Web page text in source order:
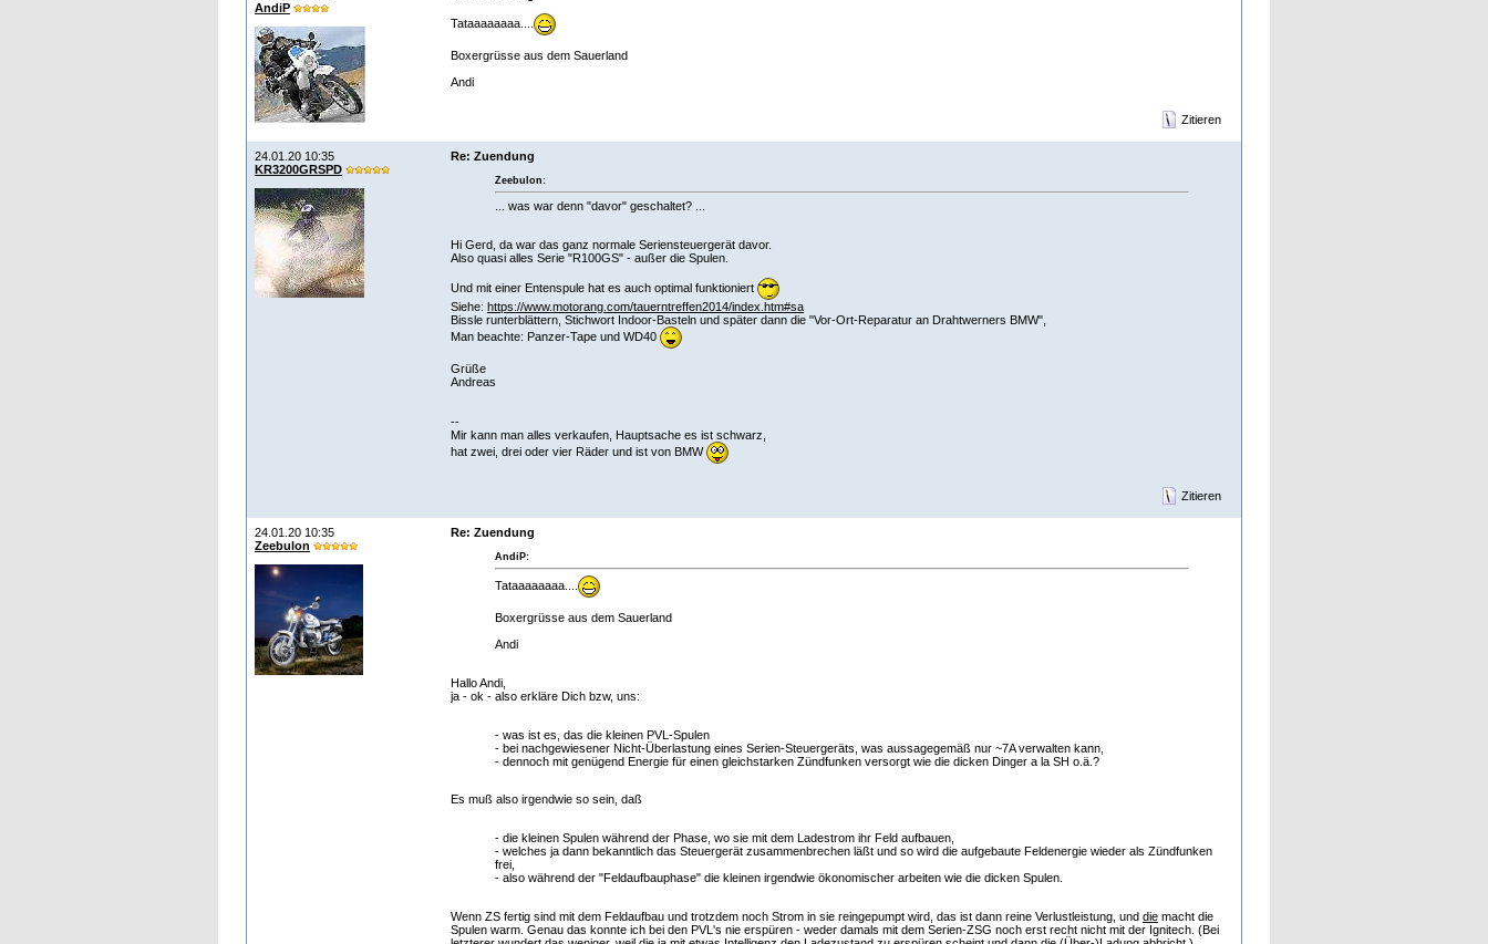
AndiP
Tataaaaaaaa....
Boxergrüsse aus dem Sauerland
Andi
Zitieren
24.01.20 10:35
KR3200GRSPD
Re: Zuendung
Zeebulon:
... was war denn "davor" geschaltet? ...
Hi Gerd, da war das ganz normale Seriensteuergerät davor.
Also quasi alles Serie "R100GS" - außer die Spulen.
Und mit einer Entenspule hat es auch optimal funktioniert
Siehe: https://www.motorang.com/tauerntreffen2014/index.htm#sa
Bissle runterblättern, Stichwort Indoor-Basteln und später dann die "Vor-Ort-Reparatur an Drahtwerners BMW",
Man beachte: Panzer-Tape und WD40
Grüße
Andreas
--
Mir kann man alles verkaufen, Hauptsache es ist schwarz,
hat zwei, drei oder vier Räder und ist von BMW
Zitieren
24.01.20 10:35
Zeebulon
Re: Zuendung
AndiP:
Tataaaaaaaa....
Boxergrüsse aus dem Sauerland
Andi
Hallo Andi,
ja - ok - also erkläre Dich bzw, uns:
- was ist es, das die kleinen PVL-Spulen
- bei nachgewiesener Nicht-Überlastung eines Serien-Steuergeräts, was aussagegemäß nur ~7A verwalten kann,
- dennoch mit genügend Energie für einen gleichstarken Zündfunken versorgt wie die dicken Dinger a la SH o.ä.?
Es muß also irgendwie so sein, daß
- die kleinen Spulen während der Phase, wo sie mit dem Ladestrom ihr Feld aufbauen,
- welches ja dann bekanntlich das Steuergerät zusammenbrechen läßt und so wird die aufgebaute Feldenergie wieder als Zündfunken
frei,
- also während der "Feldaufbauphase" die kleinen irgendwie ökonomischer arbeiten wie die dicken Spulen.
Wenn ZS fertig sind mit dem Feldaufbau und trotzdem noch Strom in sie reingepumpt wird, das ist dann reine Verlustleistung, und die macht die
Spulen warm. Genau das konnte ich bei den PVL's nie erspüren - weder damals mit dem Serien-ZSG noch erst recht nicht mit der Ignitech. (Bei